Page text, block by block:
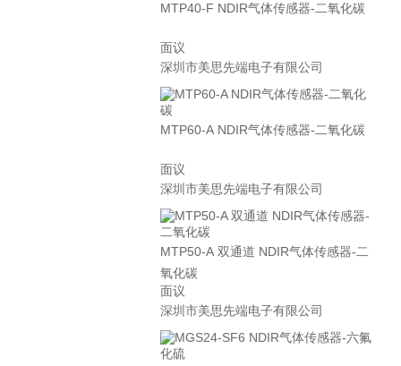
MTP40-F NDIR气体传感器-二氧化碳
面议
深圳市美思先端电子有限公司
MTP60-A NDIR气体传感器-二氧化碳
面议
深圳市美思先端电子有限公司
MTP50-A 双通道 NDIR气体传感器-二
氧化碳
面议
深圳市美思先端电子有限公司